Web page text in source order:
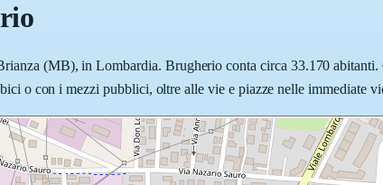
(MB), in Lombardia. Brugherio conta circa 33.170
o con i mezzi pubblici, oltre alle vie e piazze nelle immediate